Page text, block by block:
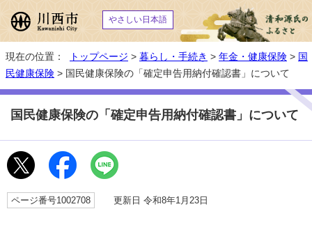
やさしい日本語
現在の位置： トップページ > 暮らし・手続き > 年金・健康保険 > 国
民健康保険 > 国民健康保険の「確定申告用納付確認書」について
国民健康保険の「確定申告用納付確認書」について
ページ番号1002708 更新日 令和8年1月23日